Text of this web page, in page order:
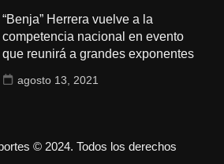
“Benja” Herrera vuelve a la
competencia nacional en evento
que reunirá a grandes exponentes
agosto 13, 2021
© 2024. Todos los derechos